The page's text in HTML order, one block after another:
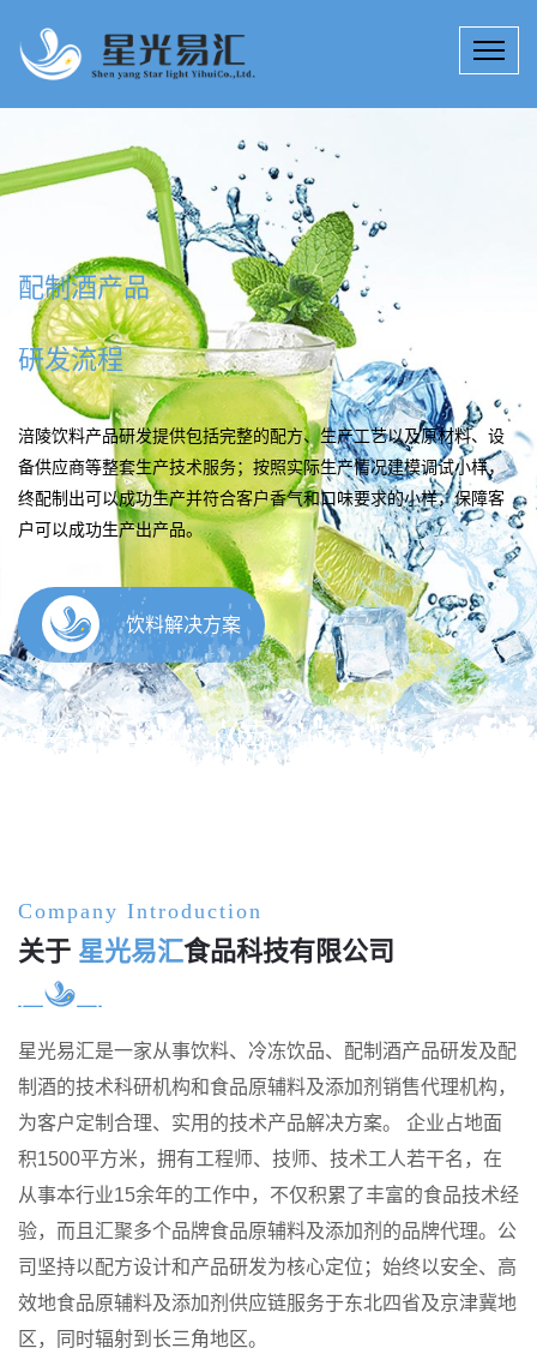
Company Introduction
关于 星光易汇食品科技有限公司
星光易汇是一家从事饮料、冷冻饮品、配制酒产品研发及配
制酒的技术科研机构和食品原辅料及添加剂销售代理机构，
为客户定制合理、实用的技术产品解决方案。 企业占地面
积1500平方米，拥有工程师、技师、技术工人若干名，在
从事本行业15余年的工作中，不仅积累了丰富的食品技术经
验，而且汇聚多个品牌食品原辅料及添加剂的品牌代理。公
司坚持以配方设计和产品研发为核心定位；始终以安全、高
效地食品原辅料及添加剂供应链服务于东北四省及京津冀地
区，同时辐射到长三角地区。